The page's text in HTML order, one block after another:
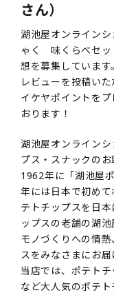
さん）
湖池屋オンライン
ゃく 味くらべセッ
想を募集しています。
レビューを投稿い
イケヤポイントを
おります！
湖池屋オンライン
プス・スナックのお
1962年に「湖池屋
年には日本で初め
テトチップスを日
ップスの老舗の湖
モノづくりへの情
スをみなさまにお届
当店では、ポテト
など大人気のポテ